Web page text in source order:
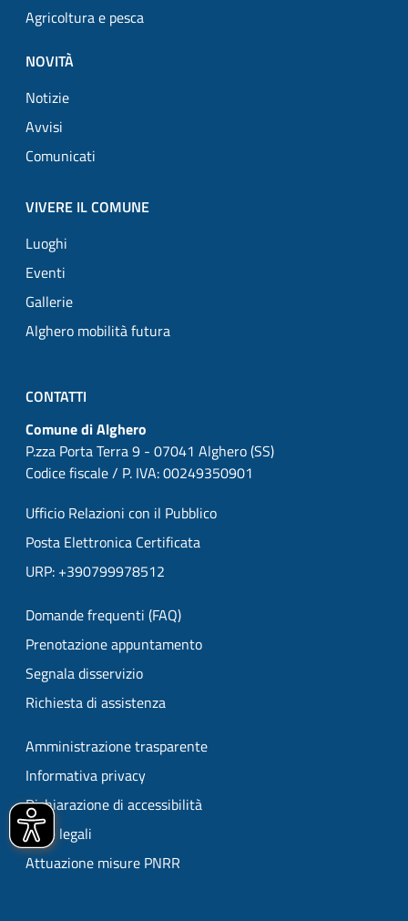
Agricoltura e pesca
NOVITÀ
Notizie
Avvisi
Comunicati
VIVERE IL COMUNE
Luoghi
Eventi
Gallerie
Alghero mobilità futura
CONTATTI
Comune di Alghero
P.zza Porta Terra 9 - 07041 Alghero (SS)
Codice fiscale / P. IVA: 00249350901
Ufficio Relazioni con il Pubblico
Posta Elettronica Certificata
URP: +390799978512
Domande frequenti (FAQ)
Prenotazione appuntamento
Segnala disservizio
Richiesta di assistenza
Amministrazione trasparente
Informativa privacy
Dichiarazione di accessibilità
Note legali
Attuazione misure PNRR